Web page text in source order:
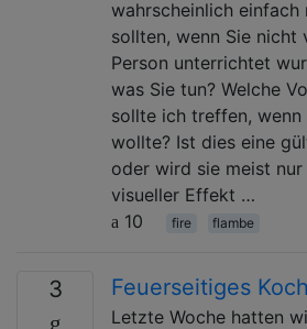
wahrscheinlich einfach
sollten, wenn Sie nicht
Person unterrichtet
was Sie tun? Welche
sollte ich treffen, wenn
wollte? Ist dies eine
oder wird sie meist
visueller Effekt …
10
fire flambe
3 Feuerseitiges
Letzte Woche hatten